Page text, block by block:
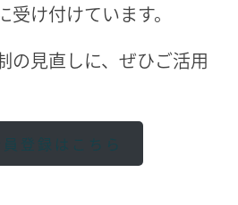
け付けています。
の見直しに、ぜひご活用
登録はこちら